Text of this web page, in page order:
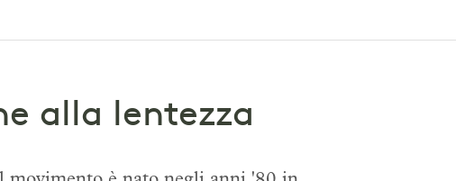
alla lentezza